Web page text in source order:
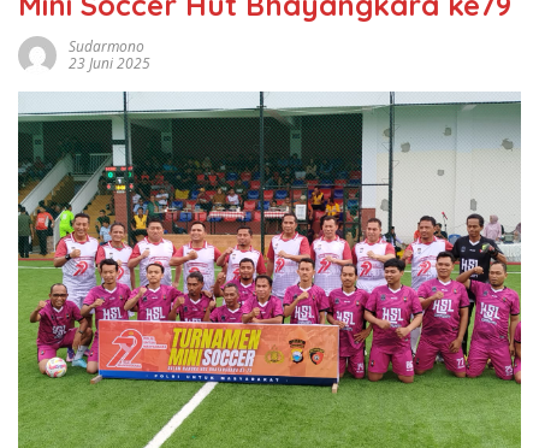
Sudarmono
23 Juni 2025